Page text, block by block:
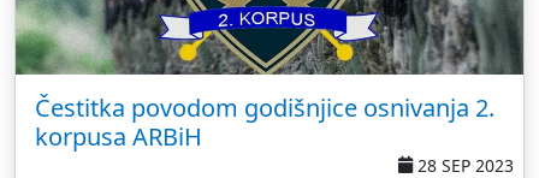
Čestitka povodom godišnjice osnivanja 2.
korpusa ARBiH
28 SEP 2023